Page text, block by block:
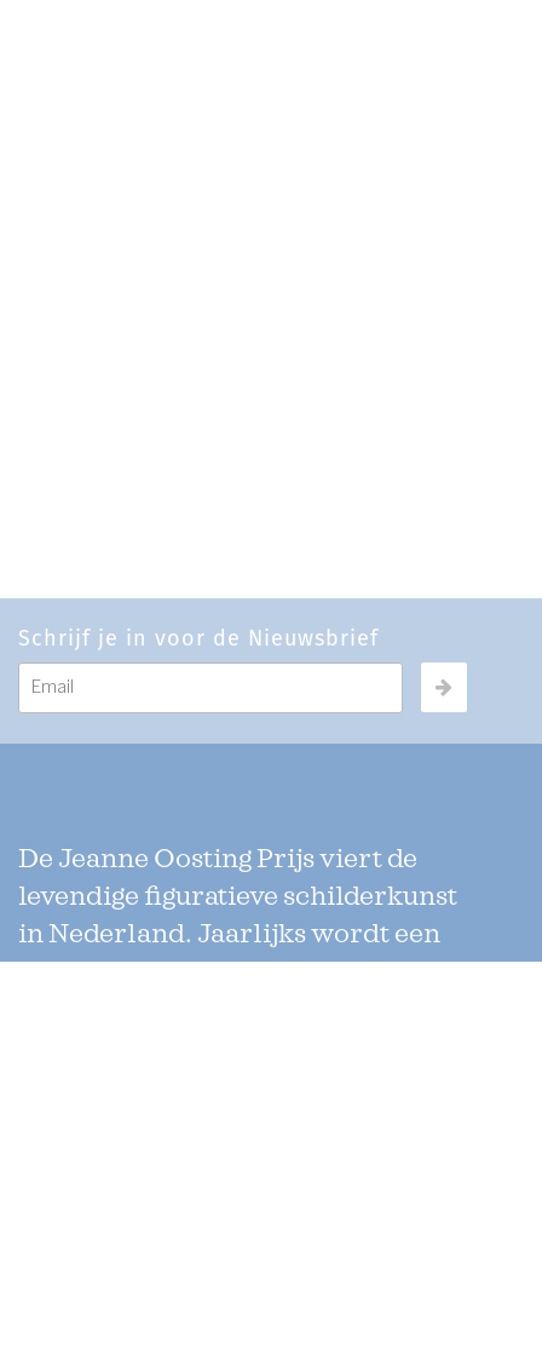
Schrijf je in voor de Nieuwsbrief
De Jeanne Oosting Prijs viert de
levendige figuratieve schilderkunst
in Nederland. Jaarlijks wordt een